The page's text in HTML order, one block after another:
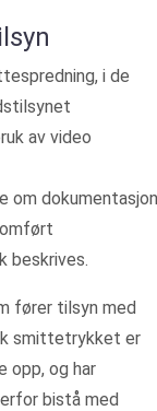
i de
av video
om
beskrives.
fører tilsyn med
smittetrykket er
opp, og har
bistå med